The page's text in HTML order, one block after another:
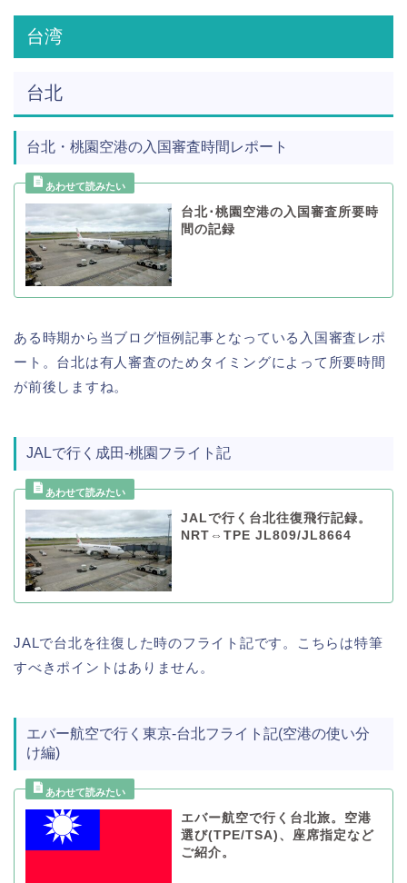
台湾
台北
台北・桃園空港の入国審査時間レポート
台北･桃園空港の入国審査所要時
間の記録
ある時期から当ブログ恒例記事となっている入国審査レポ
ート。台北は有人審査のためタイミングによって所要時間
が前後しますね。
JALで行く成田-桃園フライト記
JALで行く台北往復飛行記録。
NRT⇔TPE JL809/JL8664
JALで台北を往復した時のフライト記です。こちらは特筆
すべきポイントはありません。
エバー航空で行く東京-台北フライト記(空港の使い分
け編)
エバー航空で行く台北旅。空港
選び(TPE/TSA)、座席指定など
ご紹介。